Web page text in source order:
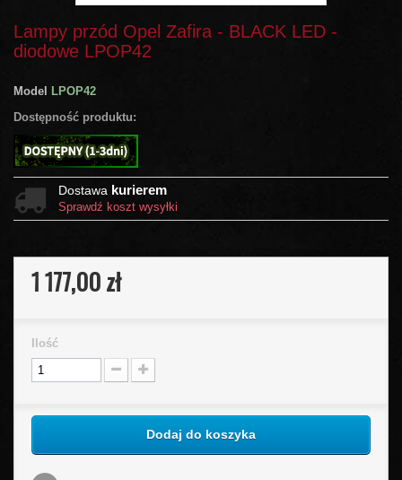
Lampy przód Opel Zafira - BLACK LED -
diodowe LPOP42
Model
LPOP42
Dostępność produktu:
Dostawa kurierem
Sprawdź koszt wysyłki
1 177,00 zł
Ilość
Dodaj do koszyka